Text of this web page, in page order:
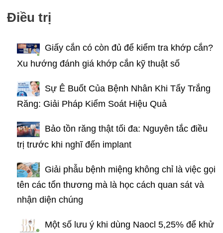
Điều trị
Giấy cắn có còn đủ để kiểm tra khớp cắn?
Xu hướng đánh giá khớp cắn kỹ thuật số
Sự Ê Buốt Của Bệnh Nhân Khi Tẩy Trắng
Răng: Giải Pháp Kiểm Soát Hiệu Quả
Bảo tồn răng thật tối đa: Nguyên tắc điều
trị trước khi nghĩ đến implant
Giải phẫu bệnh miệng không chỉ là việc gọi
tên các tổn thương mà là học cách quan sát và
nhận diện chúng
Một số lưu ý khi dùng Naocl 5,25% để khử